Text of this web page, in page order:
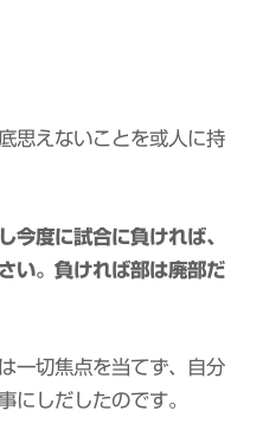
思えないことを或人に持
今度に試合に負ければ、
い。負ければ部は廃部だ
一切焦点を当てず、自分
にしだしたのです。